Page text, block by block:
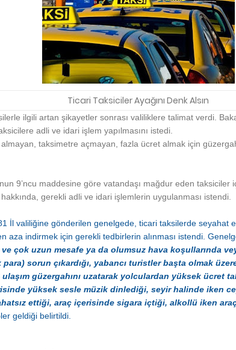
Ticari Taksiciler Ayağını Denk Alsın
ilgili artan şikayetler sonrası valiliklere talimat verdi.
adli ve idari işlem yapılmasını istedi.
almayan, taksimetre açmayan, fazla ücret almak için
9’ncu maddesine göre vatandaşı mağdur eden taksiciler
gerekli adli ve idari işlemlerin uygulanması istendi.
İl valiliğine gönderilen genelgede, ticari taksilerde seyahat
aza indirmek için gerekli tedbirlerin alınması istendi.
ve çok uzun mesafe ya da olumsuz hava koşullarında
sorun çıkardığı, yabancı turistler başta olmak
güzergahını uzatarak yolculardan yüksek ücret
yüksek sesle müzik dinlediği, seyir halinde iken
ettiği, araç içerisinde sigara içtiği, alkollü iken
geldiği belirtildi.